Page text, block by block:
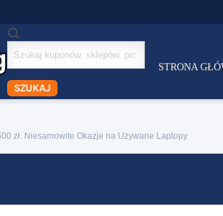
Szukaj
kuponów
SZUKAJ
STRONA
zł. Niesamowite Okazje na Używane Laptopy